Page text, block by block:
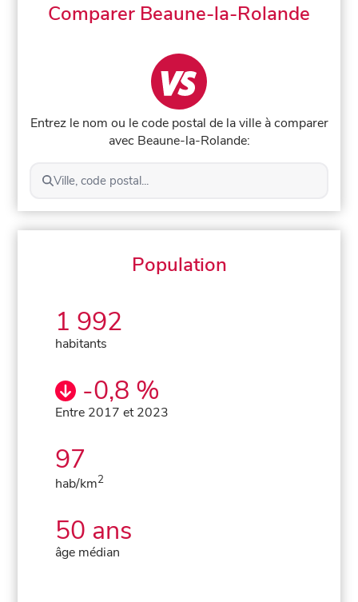
Comparer Beaune-la-Rolande
Entrez le nom ou le code postal de la ville à comparer
avec Beaune-la-Rolande:
Ville, code postal...
Population
1 992
habitants
-0,8 %
Entre 2017 et 2023
97
hab/km2
50 ans
âge médian